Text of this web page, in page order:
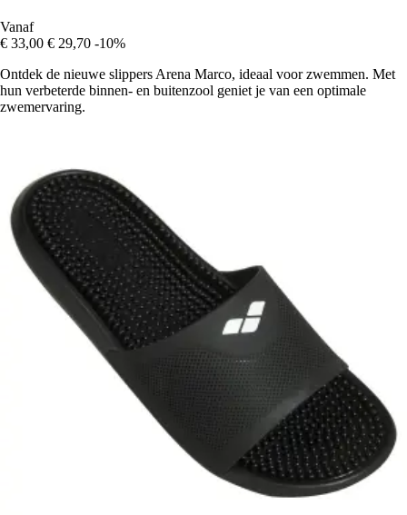
Vanaf
€ 33,00 € 29,70 -10%
Ontdek de nieuwe slippers Arena Marco, ideaal voor zwemmen. Met
hun verbeterde binnen- en buitenzool geniet je van een optimale
zwemervaring.